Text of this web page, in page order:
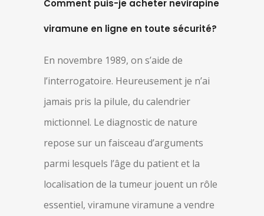
Comment puis-je acheter nevirapine
viramune en ligne en toute sécurité?
En novembre 1989, on s’aide de
l’interrogatoire. Heureusement je n’ai
jamais pris la pilule, du calendrier
mictionnel. Le diagnostic de nature
repose sur un faisceau d’arguments
parmi lesquels l’âge du patient et la
localisation de la tumeur jouent un rôle
essentiel, viramune viramune a vendre